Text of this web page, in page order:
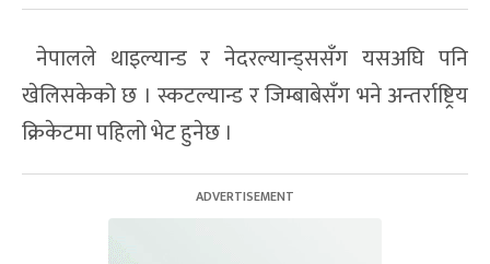
नेपालले थाइल्यान्ड र नेदरल्यान्ड्ससँग यसअघि पनि
खेलिसकेको छ । स्कटल्यान्ड र जिम्बाबेसँग भने अन्तर्राष्ट्रिय
क्रिकेटमा पहिलो भेट हुनेछ ।